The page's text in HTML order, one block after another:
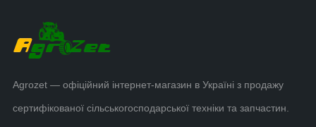
Agrozet — офіційний інтернет-магазин в Україні з продажу
сертифікованої сільськогосподарської техніки та запчастин.